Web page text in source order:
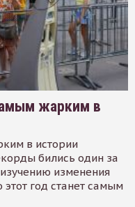
жарким в
в истории
бились один за
изменения
год станет самым